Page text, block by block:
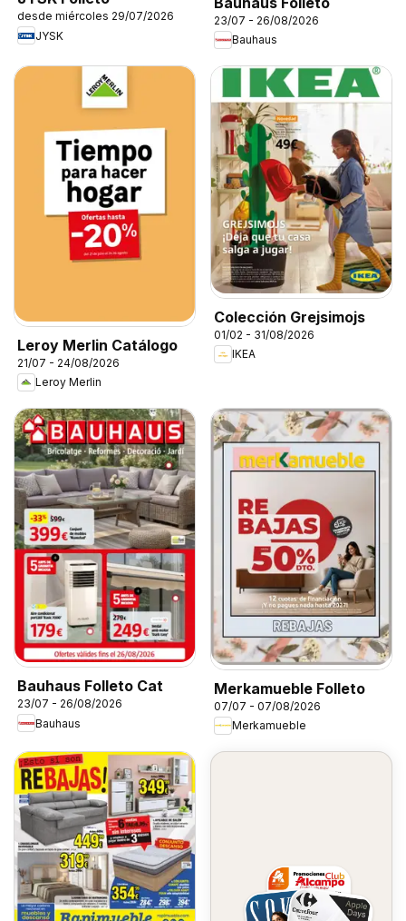
desde miércoles 29/07/2026
JYSK
23/07 - 26/08/2026
Bauhaus
Leroy Merlin Catálogo
21/07 - 24/08/2026
Leroy Merlin
Colección Grejsimojs
01/02 - 31/08/2026
IKEA
Bauhaus Folleto Cat
23/07 - 26/08/2026
Bauhaus
Merkamueble Folleto
07/07 - 07/08/2026
Merkamueble